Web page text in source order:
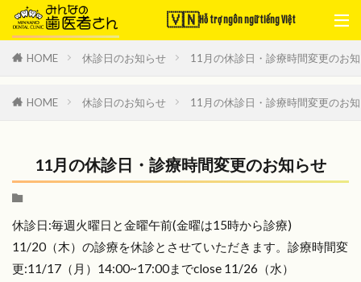
🇻🇳Hỗ trợ ngôn ngữ tiếng Việt
HOME 休診日のお知らせ 11月の休診日・診療時間変更のお
HOME 休診日のお知らせ 11月の休診日・診療時間変更のお
11月の休診日・診療時間変更のお知らせ
休診日:毎週火曜日と金曜午前(金曜は15時から診療)
11/20（木）の診療を休診とさせていただきます。診療時間変
更:11/17（月）14:00~17:00までclose 11/26（水）